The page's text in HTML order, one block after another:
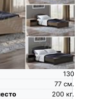
130
см.
77
кг.
200